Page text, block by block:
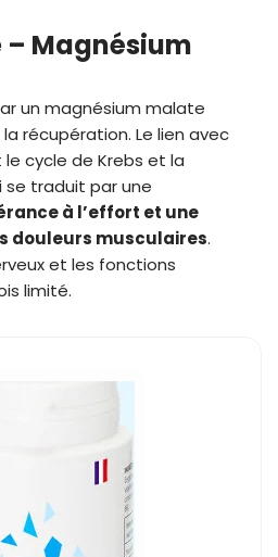
– Magnésium
un magnésium malate
récupération. Le lien avec
cycle de Krebs et la
se traduit par une
à l’effort et une
douleurs musculaires.
et les fonctions
limité.